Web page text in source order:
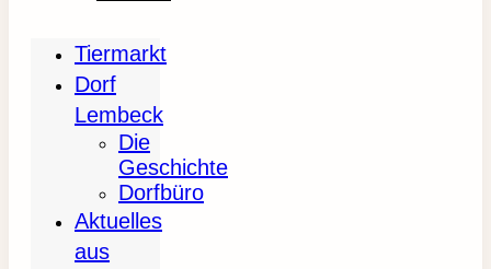
Tiermarkt
Dorf
Lembeck
Die
Geschichte
Dorfbüro
Aktuelles
aus